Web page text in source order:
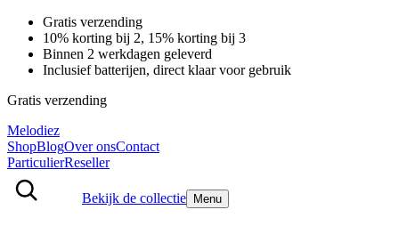
Gratis verzending
10% korting bij 2, 15% korting bij 3
Binnen 2 werkdagen geleverd
Inclusief batterijen, direct klaar voor gebruik
Gratis verzending
Melodiez
ShopBlogOver onsContact
ParticulierReseller
Bekijk de collectie Menu